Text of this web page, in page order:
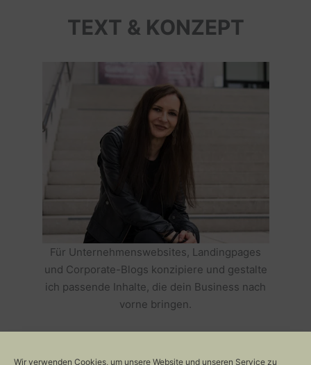
Wir verwenden Cookies, um unsere Website und unseren Service zu
TEXT & KONZEPT
Für Unternehmenswebsites, Landingpages
und Corporate-Blogs konzipiere und gestalte
ich passende Inhalte, die dein Business nach
vorne bringen.
ERFOLGREICH MACHEN >>